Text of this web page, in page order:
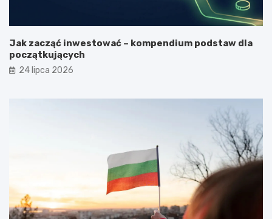
Jak zacząć inwestować – kompendium podstaw dla
początkujących
24 lipca 2026